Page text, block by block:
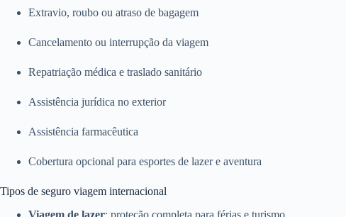
Extravio, roubo ou atraso de bagagem
Cancelamento ou interrupção da viagem
Repatriação médica e traslado sanitário
Assistência jurídica no exterior
Assistência farmacêutica
Cobertura opcional para esportes de lazer e aventura
Tipos de seguro viagem internacional
Viagem de lazer: proteção completa para férias e turismo.